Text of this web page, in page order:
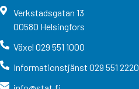
Verkstadsgatan 13
00580 Helsingfors
Växel 029 551 1000
Informationstjänst 029 551 2220